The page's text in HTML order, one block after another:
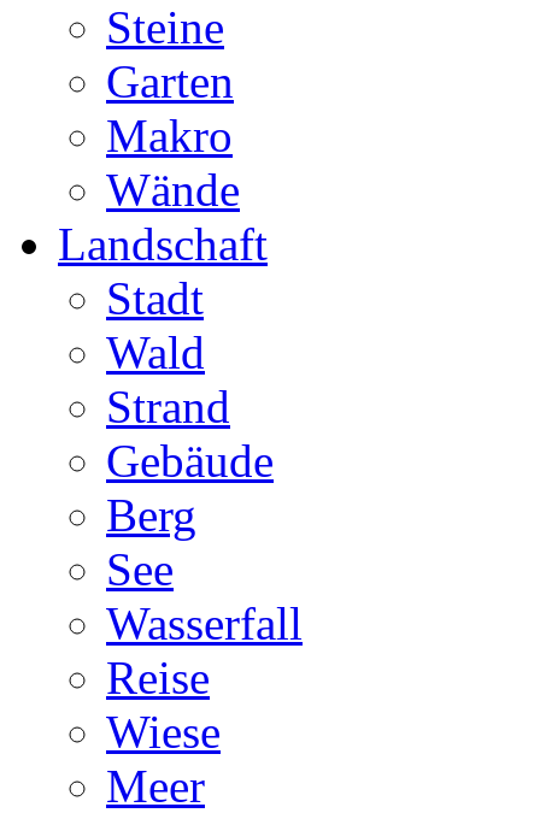
Steine
Garten
Makro
Wände
Landschaft
Stadt
Wald
Strand
Gebäude
Berg
See
Wasserfall
Reise
Wiese
Meer